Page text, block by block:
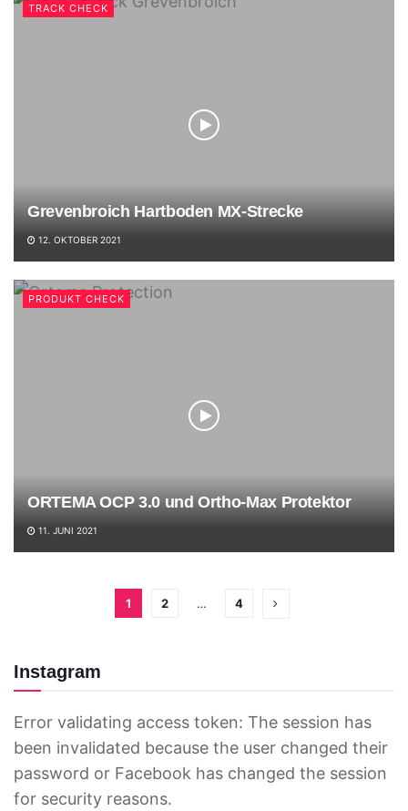
TRACK CHECK
Grevenbroich Hartboden MX-Strecke
12. OKTOBER 2021
PRODUKT CHECK
ORTEMA OCP 3.0 und Ortho-Max Protektor
11. JUNI 2021
1 2 … 4
Instagram
Error validating access token: The session has
been invalidated because the user changed their
password or Facebook has changed the session
for security reasons.